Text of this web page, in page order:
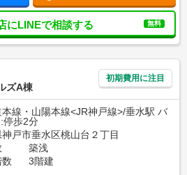
にLINEで相談する 無料
ズA棟
初期費用に注目
線・山陽本線<JR神戸線>/垂水駅 バ
停歩2分
戸市垂水区桃山台２丁目
築浅
3階建